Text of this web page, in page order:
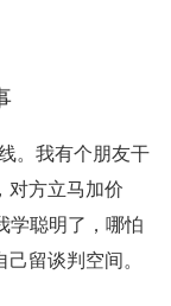
。我有个朋友干
对方立马加价
学聪明了，哪怕
留谈判空间。